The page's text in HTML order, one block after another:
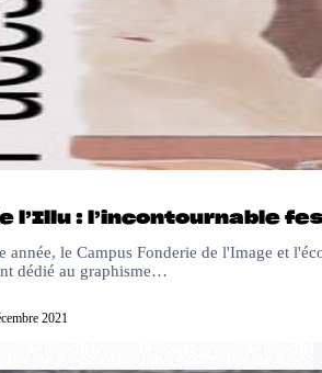
l’Illu : l’incontournable
année, le Campus Fonderie de l'Image et
dédié au graphisme…
2021